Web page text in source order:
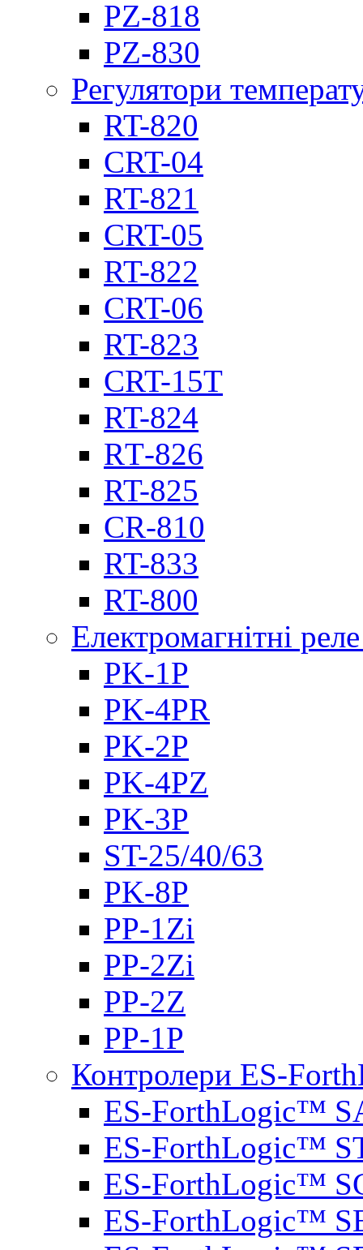
PZ-818
PZ-830
Регулятори
RT-820
CRT-04
RT-821
CRT-05
RT-822
CRT-06
RT-823
CRT-15T
RT-824
RТ-826
RT-825
CR-810
RT-833
RT-800
Електромагнітні
PK-1P
PK-4PR
PK-2Р
PK-4PZ
PK-3Р
ST-25/40/63
PK-8P
PP-1Zi
PP-2Zi
PP-2Z
PP-1P
Контролери ES-
ES-ForthLogic™
ES-ForthLogic™
ES-ForthLogic™
ES-ForthLogic™